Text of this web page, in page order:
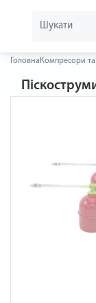
Головна Компресори